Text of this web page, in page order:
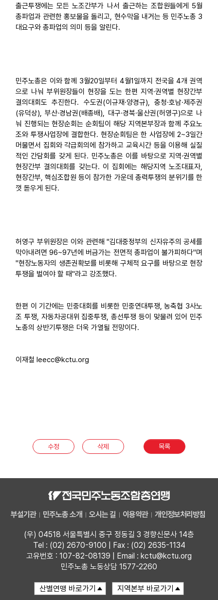
출근투쟁에는 모든 노조간부가 나서 출근하는 조합원들에게 5월
총파업과 관련한 홍보물을 돌리고, 현수막을 내거는 등 민주노총 3
대요구와 총파업의 의미 등을 알린다.
민주노총은 이와 함께 3월20일부터 4월1일까지 전국을 4개 권역
으로 나눠 부위원장들이 현장을 도는 한편 지역·권역별 현장간부
결의대회도 추진한다. 수도권(이규재·양경규), 충청·호남·제주권
(유덕상), 부산·경남권(배종배), 대구·경북·울산권(허영구)으로 나
눠 진행되는 현장순회는 순회팀이 해당 지역본부장과 함께 주요노
조와 투쟁사업장에 결합한다. 현장순회팀은 한 사업장에 2~3일간
머물면서 집회와 각급회의에 참가하고 교육시간 등을 이용해 실질
적인 간담회를 갖게 된다. 민주노총은 이를 바탕으로 지역·권역별
현장간부 결의대회를 갖는다. 이 집회에는 해당지역 노조대표자,
현장간부, 핵심조합원 등이 참가한 가운데 총력투쟁의 분위기를 한
껏 돋우게 된다.
허영구 부위원장은 이와 관련해 "김대중정부의 신자유주의 공세를
막아내려면 96~97년에 버금가는 전면적 총파업이 불가피하다"며
"현장노동자의 생존권확보를 비롯해 구체적 요구를 바탕으로 현장
투쟁을 벌여야 할 때"라고 강조했다.
한편 이 기간에는 민중대회를 비롯한 민중연대투쟁, 농축협 3사노
조 투쟁, 자동차공대위 집중투쟁, 총선투쟁 등이 맞물려 있어 민주
노총의 상반기투쟁은 더욱 가열될 전망이다.
이재철 leecc@kctu.org
수정 삭제 목록
부설기관 민주노총 소개 오시는 길 이용약관 개인정보처리방침
(우) 04518 서울특별시 중구 정동길 3 경향신문사 14층
Tel : (02) 2670-9100 | Fax : (02) 2635-1134
고유번호 : 107-82-08139 | Email : kctu@kctu.org
민주노총 노동상담 1577-2260